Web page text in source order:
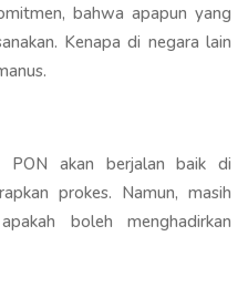
bahwa apapun yang
Kenapa di negara lain
PON akan berjalan baik di
prokes. Namun, masih
boleh menghadirkan